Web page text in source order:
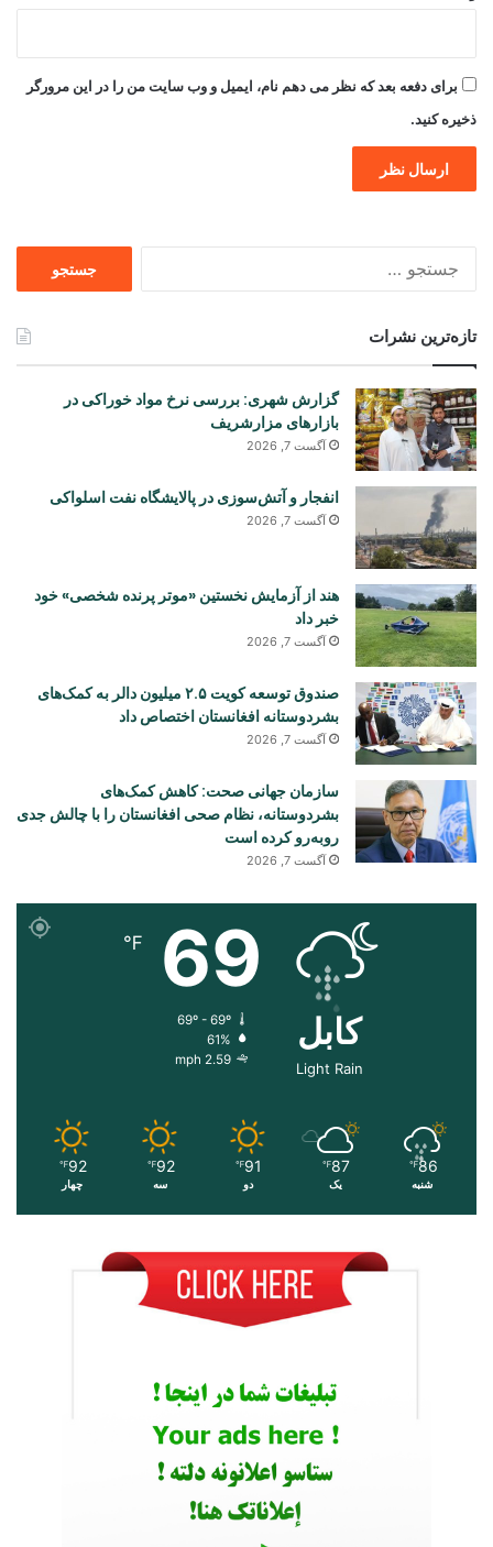
برای دفعه بعد که نظر می دهم نام، ایمیل و وب سایت من را در این مرورگر
ذخیره کنید.
تازه‌ترین نشرات
گزارش شهری: بررسی نرخ مواد خوراکی در
بازارهای مزارشریف
آگست 7, 2026
انفجار و آتش‌سوزی در پالایشگاه نفت اسلواکی
آگست 7, 2026
هند از آزمایش نخستین «موتر پرنده شخصی» خود
خبر داد
آگست 7, 2026
صندوق توسعه کویت ۲.۵ میلیون دالر به کمک‌های
بشردوستانه افغانستان اختصاص داد
آگست 7, 2026
سازمان جهانی صحت: کاهش کمک‌های
بشردوستانه، نظام صحی افغانستان را با چالش جدی
روبه‌رو کرده است
آگست 7, 2026
کابل
Light Rain
69
℉
69º - 69º
61%
2.59 mph
86
℉
شنبه
87
℉
یک
91
℉
دو
92
℉
سه
92
℉
چهار